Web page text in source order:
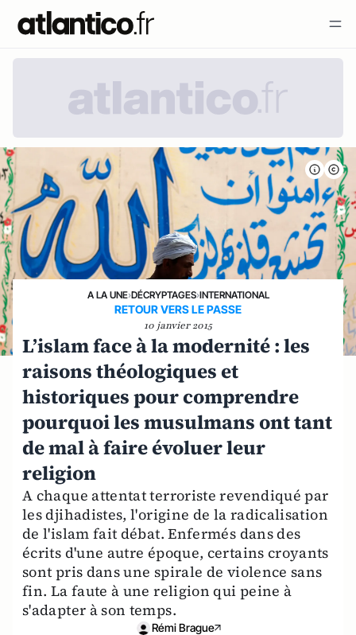
A LA UNE›DÉCRYPTAGES›INTERNATIONAL
RETOUR VERS LE PASSE
10 janvier 2015
L’islam face à la modernité : les
raisons théologiques et
historiques pour comprendre
pourquoi les musulmans ont tant
de mal à faire évoluer leur
religion
A chaque attentat terroriste revendiqué par
les djihadistes, l'origine de la radicalisation
de l'islam fait débat. Enfermés dans des
écrits d'une autre époque, certains croyants
sont pris dans une spirale de violence sans
fin. La faute à une religion qui peine à
s'adapter à son temps.
Rémi Brague